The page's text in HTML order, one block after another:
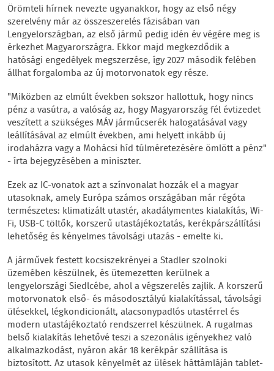
Örömteli hírnek nevezte ugyanakkor, hogy az első négy
szerelvény már az összeszerelés fázisában van
Lengyelországban, az első jármű pedig idén év végére meg is
érkezhet Magyarországra. Ekkor majd megkezdődik a
hatósági engedélyek megszerzése, így 2027 második felében
állhat forgalomba az új motorvonatok egy része.
"Miközben az elmúlt években sokszor hallottuk, hogy nincs
pénz a vasútra, a valóság az, hogy Magyarország fél évtizedet
veszített a szükséges MÁV járműcserék halogatásával vagy
leállításával az elmúlt években, ami helyett inkább új
irodaházra vagy a Mohácsi híd túlméretezésére ömlött a pénz"
- írta bejegyzésében a miniszter.
Ezek az IC-vonatok azt a színvonalat hozzák el a magyar
utasoknak, amely Európa számos országában már régóta
természetes: klimatizált utastér, akadálymentes kialakítás, Wi-
Fi, USB-C töltők, korszerű utastájékoztatás, kerékpárszállítási
lehetőség és kényelmes távolsági utazás - emelte ki.
A járművek festett kocsiszekrényei a Stadler szolnoki
üzemében készülnek, és ütemezetten kerülnek a
lengyelországi Siedlcébe, ahol a végszerelés zajlik. A korszerű
motorvonatok első- és másodosztályú kialakítással, távolsági
ülésekkel, légkondicionált, alacsonypadlós utastérrel és
modern utastájékoztató rendszerrel készülnek. A rugalmas
belső kialakítás lehetővé teszi a szezonális igényekhez való
alkalmazkodást, nyáron akár 18 kerékpár szállítása is
biztosított. Az utasok kényelmét az ülések háttámláján tablet-